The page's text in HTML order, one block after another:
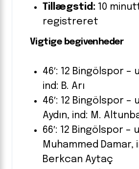
Tillægstid: 10
registreret
Vigtige begivenheder
46′: 12 Bingölspor –
ind: B. Arı
46′: 12 Bingölspor –
Aydın, ind: M.
66′: 12 Bingölspor –
Muhammed Damar,
Berkcan Aytaç